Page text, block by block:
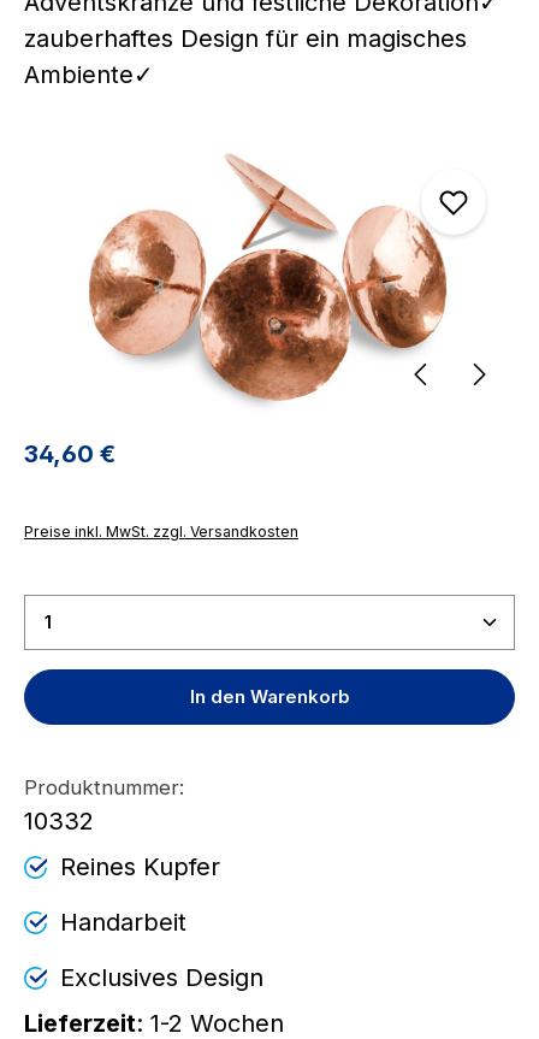
zauberhaftes Design für ein magisches
Ambiente✓
Bildergalerie überspringen
Regulärer Preis:
34,60 €
Preise inkl. MwSt. zzgl. Versandkosten
Produkt Anzahl: Gib den gewünschten Wert ein
In den Warenkorb
Produktnummer:
10332
Reines Kupfer
Handarbeit
Exclusives Design
Lieferzeit: 1-2 Wochen